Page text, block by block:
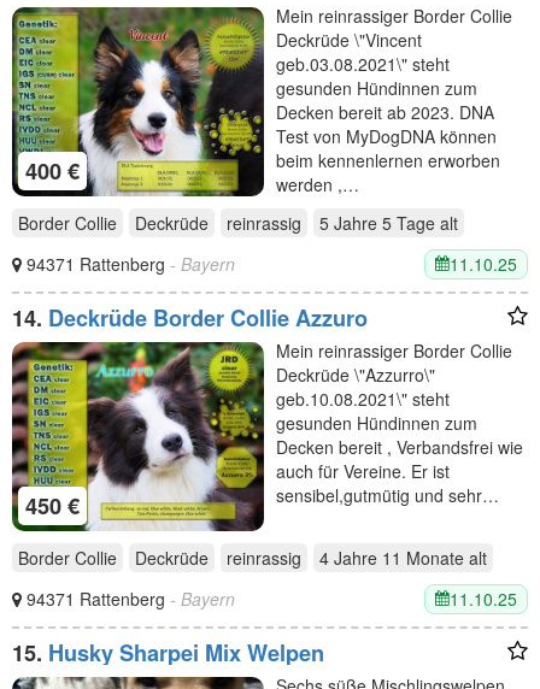
400 €
Mein reinrassiger Border Collie
Deckrüde \"Vincent
geb.03.08.2021\" steht
gesunden Hündinnen zum
Decken bereit ab 2023. DNA
Test von MyDogDNA können
beim kennenlernen erworben
werden ,…
Border Collie
Deckrüde reinrassig 5 Jahre 5 Tage alt
94371 Rattenberg - Bayern 11.10.25
14. Deckrüde Border Collie Azzuro
450 €
Mein reinrassiger Border Collie
Deckrüde \"Azzurro\"
geb.10.08.2021\" steht
gesunden Hündinnen zum
Decken bereit , Verbandsfrei wie
auch für Vereine. Er ist
sensibel,gutmütig und sehr…
Border Collie Deckrüde reinrassig 4 Jahre 11 Monate alt
94371 Rattenberg - Bayern 11.10.25
15. Husky Sharpei Mix Welpen